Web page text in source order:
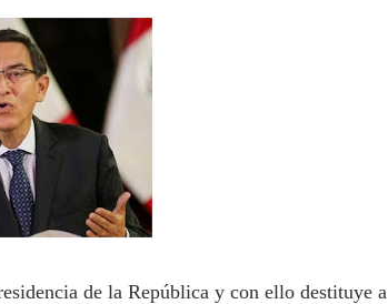
de la República y con ello destituye a